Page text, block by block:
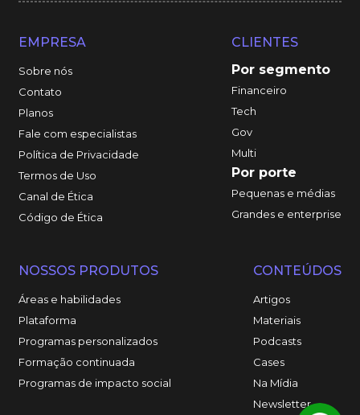
EMPRESA
Sobre nós
Contato
Planos
Fale com especialistas
Política de Privacidade
Termos de Uso
Canal de Ética
Código de Ética
NOSSOS PRODUTOS
Áreas e habilidades
Plataforma
Programas personalizados
Formação continuada
Programas de impacto social
CLIENTES
Por segmento
Financeiro
Tech
Gov
Multi
Por porte
Pequenas e médias
Grandes e enterprise
CONTEÚDOS
Artigos
Materiais
Podcasts
Cases
Na Mídia
Newsletter